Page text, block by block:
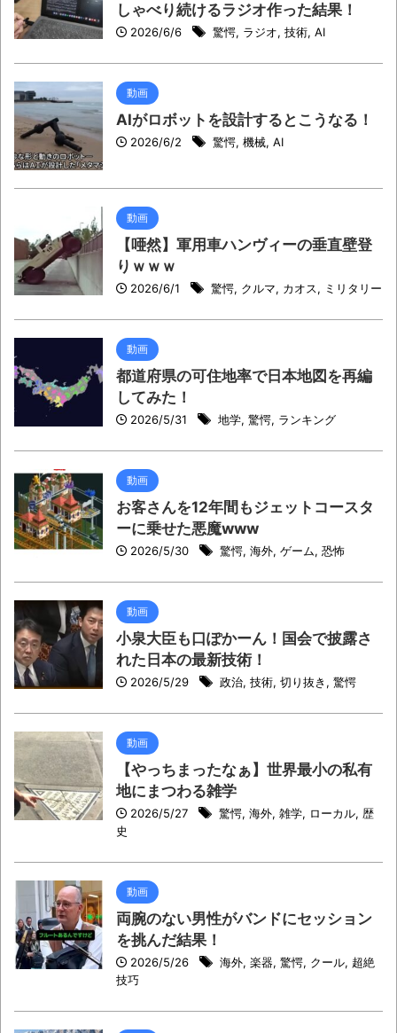
しゃべり続けるラジオ作った結果！
2026/6/6 驚愕, ラジオ, 技術, AI
動画
AIがロボットを設計するとこうなる！
2026/6/2 驚愕, 機械, AI
動画
【唖然】軍用車ハンヴィーの垂直壁登
りｗｗｗ
2026/6/1 驚愕, クルマ, カオス, ミリタリー
動画
都道府県の可住地率で日本地図を再編
してみた！
2026/5/31 地学, 驚愕, ランキング
動画
お客さんを12年間もジェットコースタ
ーに乗せた悪魔www
2026/5/30 驚愕, 海外, ゲーム, 恐怖
動画
小泉大臣も口ぽかーん！国会で披露さ
れた日本の最新技術！
2026/5/29 政治, 技術, 切り抜き , 驚愕
動画
【やっちまったなぁ】世界最小の私有
地にまつわる雑学
2026/5/27 驚愕, 海外, 雑学, ローカル, 歴
史
動画
両腕のない男性がバンドにセッション
を挑んだ結果！
2026/5/26 海外, 楽器, 驚愕, クール, 超絶
技巧